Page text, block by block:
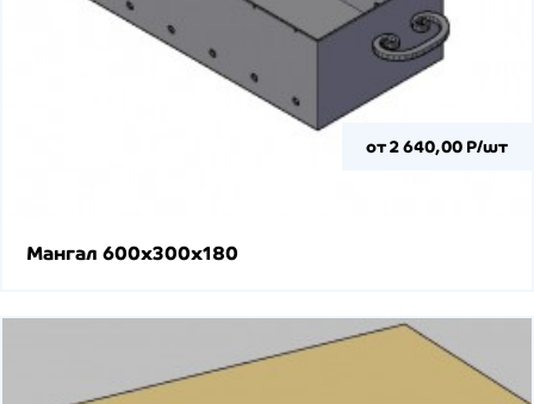
от 2 640,00 Р/шт
Мангал 600х300х180